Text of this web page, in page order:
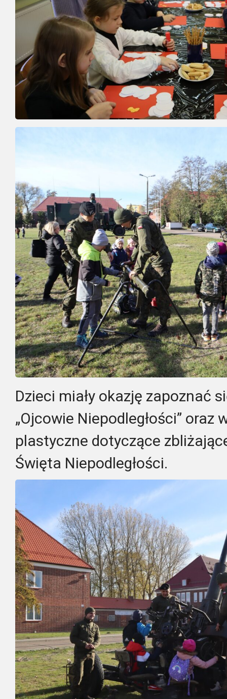
Dzieci miały okazję zapoznać
„Ojcowie Niepodległości” oraz
plastyczne dotyczące
Święta Niepodległości.